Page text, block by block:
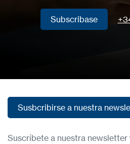
Subscribase
Susbcribirse a nuestra
Suscríbete a nuestra